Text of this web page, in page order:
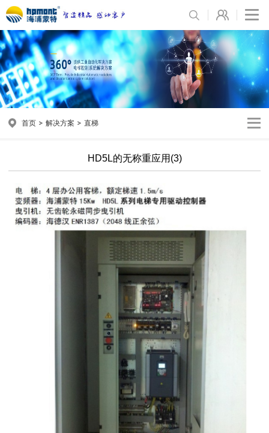
首页 解决方案 直梯
HD5L的无称重应用(3)